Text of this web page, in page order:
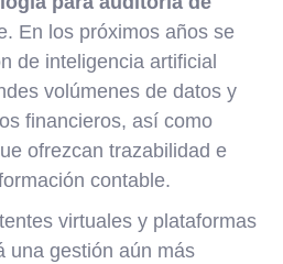
En los próximos años se
de inteligencia artificial
volúmenes de datos y
financieros, así como
ofrezcan trazabilidad e
contable.
virtuales y plataformas
una gestión aún más